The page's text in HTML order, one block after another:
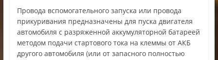
Провода вспомогательного запуска или провода
прикуривания предназначены для пуска двигателя
автомобиля с разряженной аккумуляторной батареей
методом подачи стартового тока на клеммы от АКБ
другого автомобиля (или от запасного полностью